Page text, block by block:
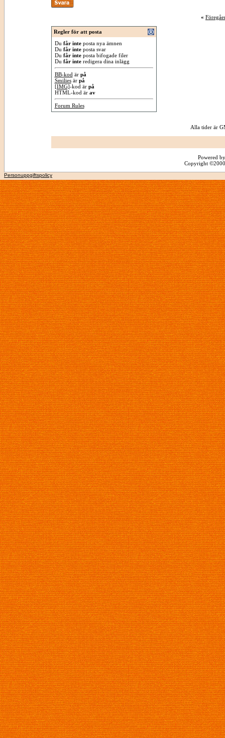
«
Regler för att posta
Du får inteposta nya ämnen
Du får inteposta svar
Du får inteposta bifogade filer
Du får interedigera dina inlägg
BB-kod är på
Smiliesär på
[IMG]-kod är på
HTML-kod är av
Forum Rules
Alla tider är
Powered
Copyright
Personuppgiftspolicy